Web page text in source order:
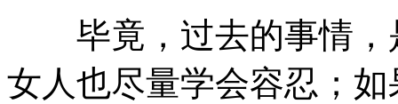
毕竟，过去的事情，
女人也尽量学会容忍；